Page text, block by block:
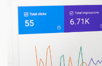
電子公告
地方創生コラム
リモートワークコラム
お問い合わせフォーム